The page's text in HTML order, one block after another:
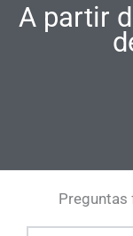
A partir
Preguntas